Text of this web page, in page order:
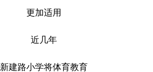
更加适用
近几年
新建路小学将体育教育